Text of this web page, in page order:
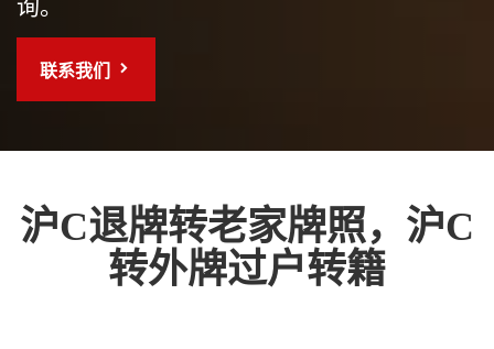
联系我们
沪C退牌转老家牌照，沪C
转外牌过户转籍